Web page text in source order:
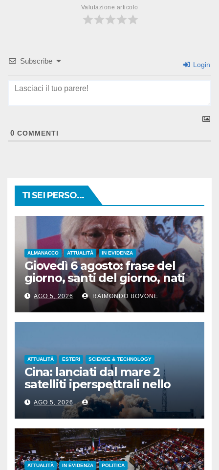
Valutazione articolo
Subscribe Login
0 COMMENTI
TI SEI PERSO...
ALMANACCO ATTUALITÀ IN EVIDENZA
Giovedì 6 agosto: frase del
giorno, santi del giorno, nati
famosi, accadde oggi
AGO 5, 2026 RAIMONDO BOVONE
ATTUALITÀ ESTERI SCIENCE & TECHNOLOGY
Cina: lanciati dal mare 2
satelliti iperspettrali nello
Shandong
AGO 5, 2026
ATTUALITÀ IN EVIDENZA POLITICA